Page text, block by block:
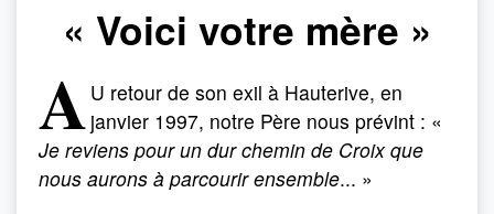
« Voici votre mère »
A U retour de son exil à Hauterive, en
janvier 1997, notre Père nous prévint : «
Je reviens pour un dur chemin de Croix que
nous aurons à parcourir ensemble... »